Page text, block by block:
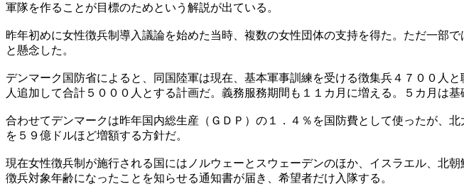
軍隊を作ることが目標のためという解説が出ている。
昨年初めに女性徴兵制導入議論を始めた当時、複数の女性団体の支持を得た。ただ一部
と懸念した。
デンマーク国防省によると、同国陸軍は現在、基本軍事訓練を受ける徴集兵４７００人
人追加して合計５０００人とする計画だ。義務服務期間も１１カ月に増える。５カ月は
合わせてデンマークは昨年国内総生産（ＧＤＰ）の１．４％を国防費として使ったが、
を５９億ドルほど増額する方針だ。
現在女性徴兵制が施行される国にはノルウェーとスウェーデンのほか、イスラエル、北
徴兵対象年齢になったことを知らせる通知書が届き、希望者だけ入隊する。